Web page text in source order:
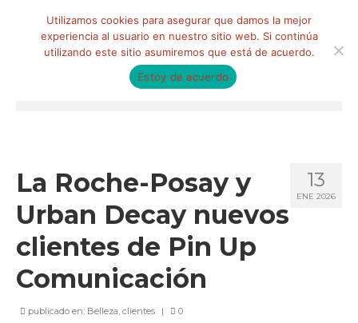
Marketing de influencia
13
ENE 2026
La Roche-Posay y
Urban Decay nuevos
clientes de Pin Up
Comunicación
publicado en: Belleza, clientes | 0
Utilizamos cookies para asegurar que damos la mejor
experiencia al usuario en nuestro sitio web. Si continúa
utilizando este sitio asumiremos que está de acuerdo.
Estoy de acuerdo